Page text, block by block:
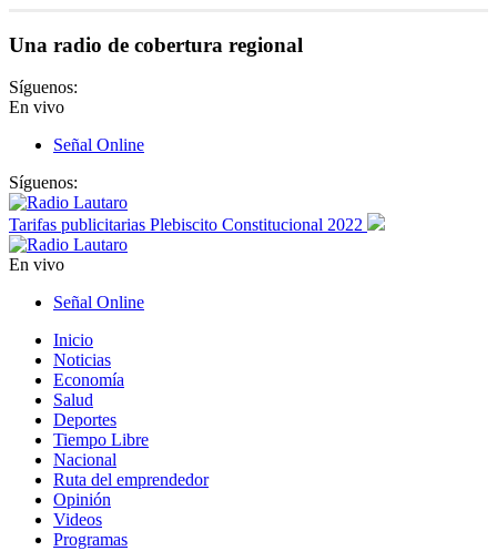
Una radio de cobertura regional
Síguenos:
En vivo
Señal Online
Síguenos:
Tarifas publicitarias Plebiscito Constitucional 2022
En vivo
Señal Online
Inicio
Noticias
Economía
Salud
Deportes
Tiempo Libre
Nacional
Ruta del emprendedor
Opinión
Videos
Programas